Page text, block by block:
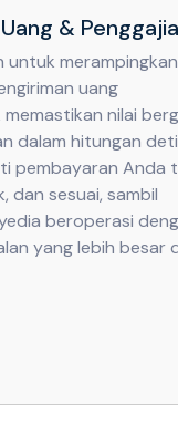
&
untuk merampingkan
uang
nilai
dalam hitungan
pembayaran Anda
dan sesuai, sambil
beroperasi
yang lebih besar